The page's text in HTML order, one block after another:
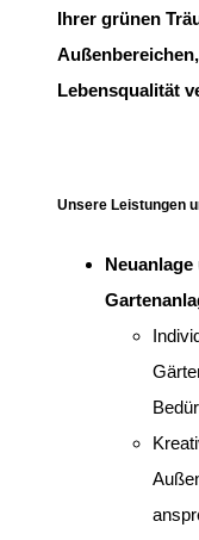
Ihrer grünen
Lebensqualität
Unsere Leistungen